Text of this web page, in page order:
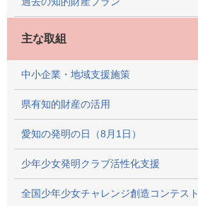
主な取組
中小企業・地域支援施策
県有知的財産の活用
愛知の発明の日（8月1日）
少年少女発明クラブ活性化支援
全国少年少女チャレンジ創造コンテスト